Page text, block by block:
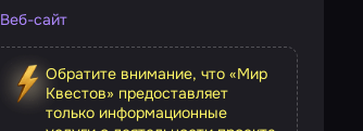
Веб-сайт
Обратите внимание, что «Мир
Квестов» предоставляет
только информационные